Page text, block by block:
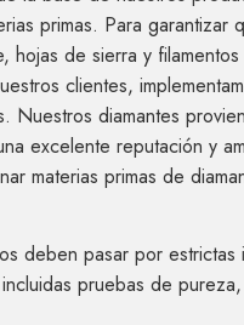
primas. Para garantizar
hojas de sierra y
clientes,
Nuestros diamantes
excelente reputación y
materias primas de
deben pasar por
pruebas de